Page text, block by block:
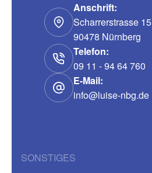
Anschrift:
Scharrerstrasse 15
90478 Nürnberg
Telefon:
09 11 - 94 64 760
E-Mail:
info@luise-nbg.de
SONSTIGES